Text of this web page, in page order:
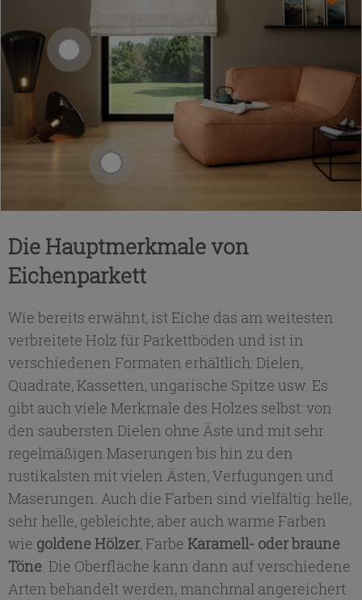
Die Hauptmerkmale von
Eichenparkett
Wie bereits erwähnt, ist Eiche das am weitesten
verbreitete Holz für Parkettböden und ist in
verschiedenen Formaten erhältlich: Dielen,
Quadrate, Kassetten, ungarische Spitze usw. Es
gibt auch viele Merkmale des Holzes selbst: von
den saubersten Dielen ohne Äste und mit sehr
regelmäßigen Maserungen bis hin zu den
rustikalsten mit vielen Ästen, Verfugungen und
Maserungen. Auch die Farben sind vielfältig: helle,
sehr helle, gebleichte, aber auch warme Farben
wie goldene Hölzer, Farbe Karamell- oder braune
Töne. Die Oberfläche kann dann auf verschiedene
Arten behandelt werden, manchmal angereichert